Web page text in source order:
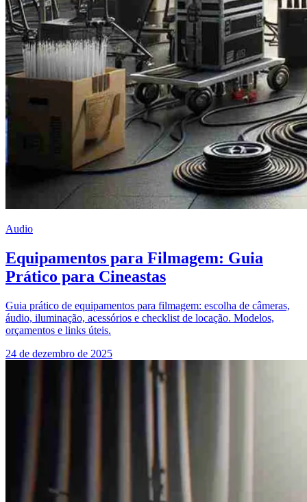
Audio
Equipamentos para Filmagem: Guia
Prático para Cineastas
Guia prático de equipamentos para filmagem: escolha de câmeras,
áudio, iluminação, acessórios e checklist de locação. Modelos,
orçamentos e links úteis.
24 de dezembro de 2025